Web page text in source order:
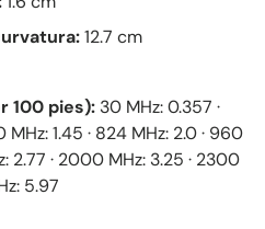
12.7 cm
100 pies): 30 MHz: 0.357 ·
MHz: 1.45 · 824 MHz: 2.0 · 960
2.77 · 2000 MHz: 3.25 · 2300
5.97